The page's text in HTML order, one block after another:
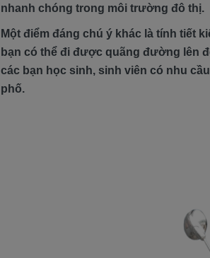
nhanh chóng trong môi trường đô thị.
Một điểm đáng chú ý khác là tính tiết
bạn có thể đi được quãng đường lên
các bạn học sinh, sinh viên có nhu
phố.